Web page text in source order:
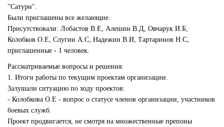
"Сатурн".
Были приглашены все желающие.
Присутствовали: Лобастов В.Е, Алешин В.Д, Овчарук И.Б,
Колобков О.Е, Слугин А.С, Надежин В.И, Тартаринов Н.С,
приглашенные - 1 человек.
Рассматриваемые вопросы и решения:
1. Итоги работы по текущим проектам организации.
Залушали ситуацию по ходу проектов:
- Колобкова О.Е - вопрос о статусе членов организации, участников
боевых служб.
Проект продвигается, не смотря на множественные препоны